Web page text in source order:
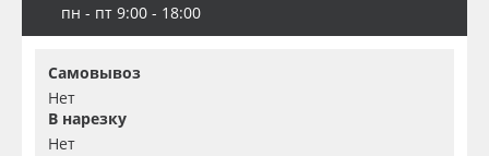
пн - пт 9:00 - 18:00
Самовывоз
Нет
В нарезку
Нет